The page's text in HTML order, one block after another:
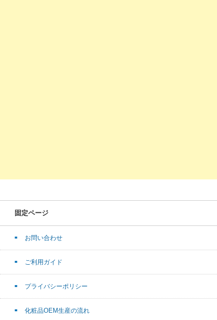
固定ページ
お問い合わせ
ご利用ガイド
プライバシーポリシー
化粧品OEM生産の流れ